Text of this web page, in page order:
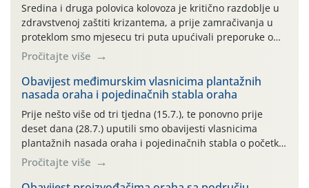
Sredina i druga polovica kolovoza je kritično razdoblje u
zdravstvenoj zaštiti krizantema, a prije zamračivanja u
proteklom smo mjesecu tri puta upućivali preporuke o
preventivnim mjerama zaštite krizantema od najčešćih
uzročnika bolesti, štetnika i fito-fagnih grinja (23.7., 14.7.,
06.7.)! Na početku ovog mjeseca je zabilježeno je
povijesno i ekstremno vruće meteorološko razdoblje, uz
najviše temperature […]
Pročitajte više
Obavijest međimurskim vlasnicima plantažnih
nasada oraha i pojedinačnih stabla oraha
Prije nešto više od tri tjedna (15.7.), te ponovno prije
deset dana (28.7.) uputili smo obavijesti vlasnicima
plantažnih nasada oraha i pojedinačnih stabla o početku
leta i ovogodišnjoj potrebi usmjerenog suzbijanja
orahove muhe (Rhagoletis completa)! Već dvanaest dana
Pročitajte više